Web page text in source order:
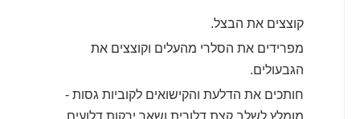
קוצצים את הבצל.
מפרידים את הסלרי מהעלים וקוצצים את
הגבעולים.
חותכים את הדלעת והקישואים לקוביות גסות -
מומלץ לשלב קצת דלורית ושאר ירקות דלועים